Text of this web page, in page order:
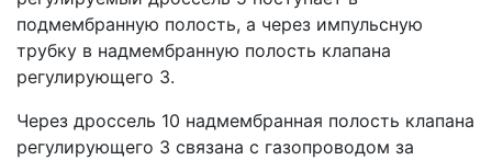
подмембранную полость, а через импульсную
трубку в надмембранную полость клапана
регулирующего 3.
Через дроссель 10 надмембранная полость клапана
регулирующего 3 связана с газопроводом за